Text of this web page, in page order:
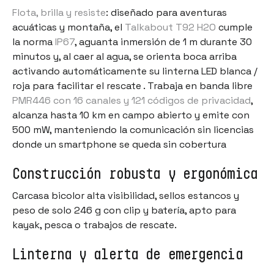
Flota, brilla y resiste: diseñado para aventuras
acuáticas y montaña, el Talkabout T92 H2O cumple
la normaIP67, aguanta inmersión de 1 m durante 30
minutos y, al caer al agua, se orienta boca arriba
activando automáticamente su linterna LED blanca /
roja para facilitar el rescate . Trabaja en banda libre
PMR446 con 16 canales y 121 códigos de privacidad,
alcanza hasta 10 km en campo abierto y emite con
500 mW, manteniendo la comunicación sin licencias
donde un smartphone se queda sin cobertura
Construcción robusta y ergonómica
Carcasa bicolor alta visibilidad, sellos estancos y
peso de solo 246 g con clip y batería, apto para
kayak, pesca o trabajos de rescate.
Linterna y alerta de emergencia